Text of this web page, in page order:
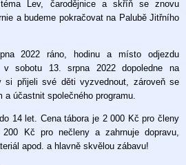
Lev, čarodějnice a skříň se znovu
a budeme pokračovat na Palubě Jitřního
2022 ráno, hodinu a místo odjezdu
v sobotu 13. srpna 2022 dopoledne na
si přijeli své děti vyzvednout, zároveň se
účastnit společného programu.
14 let. Cena tábora je 2 000 Kč pro členy
Kč pro nečleny a zahrnuje dopravu,
apod. a hlavně skvělou zábavu!